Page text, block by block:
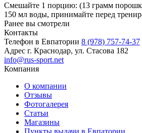
Смешайте 1 порцию: (13 грамм
150 мл воды, принимайте перед
Ранее вы смотрели
Контакты
Телефон в Евпатории 8 (978) 757-74-37
Адрес г. Краснодар, ул. Стасова 182
info@rus-sport.net
Компания
О компании
Отзывы
Фотогалерея
Статьи
Магазины
Пункты выдачи в Евпатории